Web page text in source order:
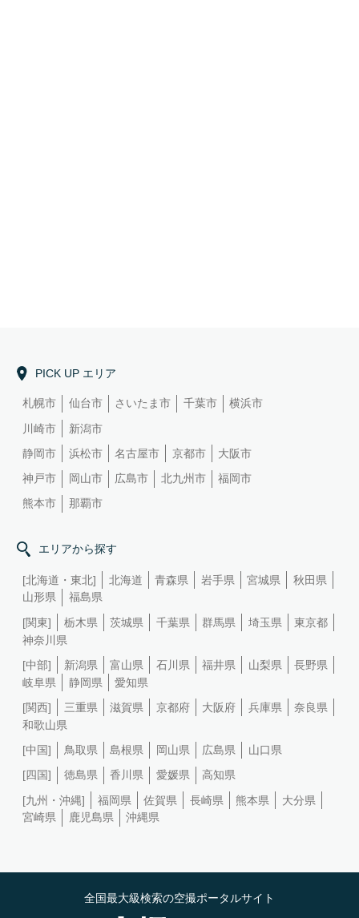
PICK UP エリア
札幌市 仙台市 さいたま市 千葉市
横浜市
川崎市
新潟市
静岡市
浜松市 名古屋市 京都市
大阪市
神戸市
岡山市 広島市 北九州市
福岡市
熊本市
那覇市
エリアから探す
[北海道・東北] 北海道 青森県 岩手県 宮城県
秋田県
山形県
福島県
[関東]
栃木県 茨城県 千葉県 群馬県 埼玉県
東京都
神奈川県
[中部]
新潟県 富山県 石川県 福井県 山梨県
長野県
岐阜県
静岡県
愛知県
[関西]
三重県 滋賀県 京都府 大阪府 兵庫県
奈良県
和歌山県
[中国]
鳥取県 島根県 岡山県 広島県
山口県
[四国]
徳島県 香川県 愛媛県
高知県
[九州・沖縄]
福岡県 佐賀県 長崎県 熊本県
大分県
宮崎県
鹿児島県 沖縄県
全国最大級検索の空撮ポータルサイト